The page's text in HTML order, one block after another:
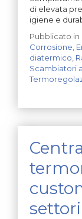
di elevata
igiene e
Pubblicato in
Corrosione
diatermico
Scambiatori